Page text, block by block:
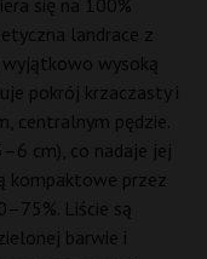
się na 100%
landrace z
wyjątkowo wysoką
pokrój krzaczasty i
centralnym pędzie.
cm), co nadaje jej
kompaktowe przez
Liście są
barwie i